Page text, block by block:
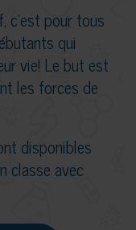
c’est pour tous
qui
vie! Le but est
les forces de
disponibles
classe avec